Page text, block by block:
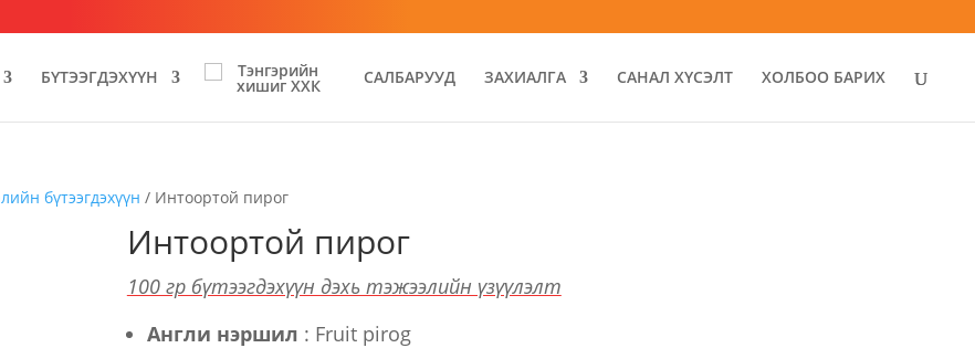
БҮТЭЭГДЭХҮҮН САЛБАРУУД ЗАХИАЛГА САНАЛ ХҮСЭЛТ ХОЛБОО БАРИХ
бүтээгдэхүүн / Интоортой пирог
Интоортой пирог
100 гр бүтээгдэхүүн дэхь тэжээлийн үзүүлэлт
Англи нэршил : Fruit pirog